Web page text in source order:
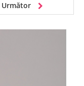
Următor